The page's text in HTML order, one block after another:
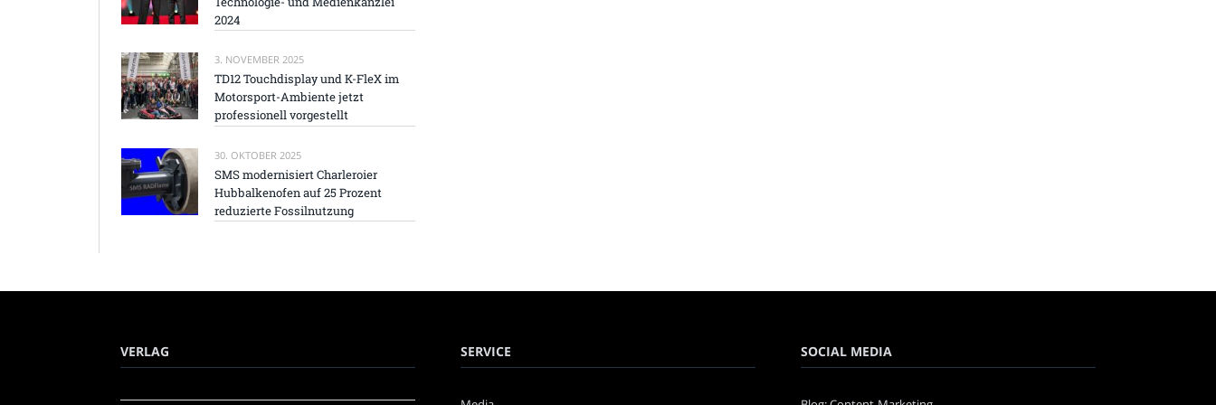
2024
3. NOVEMBER 2025
TD12 Touchdisplay und K-FleX im
Motorsport-Ambiente jetzt
professionell vorgestellt
30. OKTOBER 2025
SMS modernisiert Charleroier
Hubbalkenofen auf 25 Prozent
reduzierte Fossilnutzung
VERLAG SERVICE SOCIAL MEDIA